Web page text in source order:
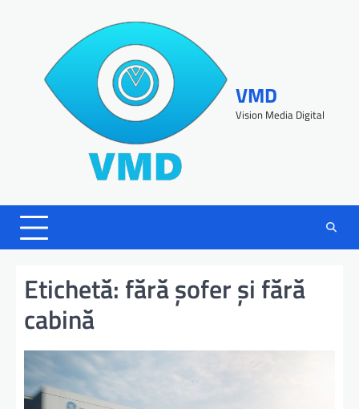
VMD
Vision Media Digital
Etichetă: fără șofer și fără
cabină